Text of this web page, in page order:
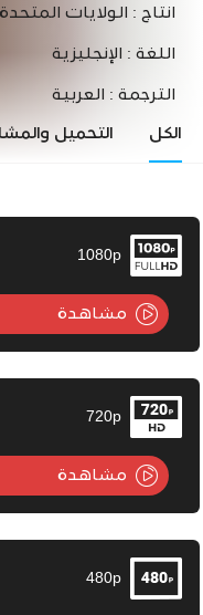
انتاج : الولايات
اللغة : الإنجليزية
الترجمة : العربية
الكل التحميل
1080p
مشاهدة
720p
مشاهدة
480p